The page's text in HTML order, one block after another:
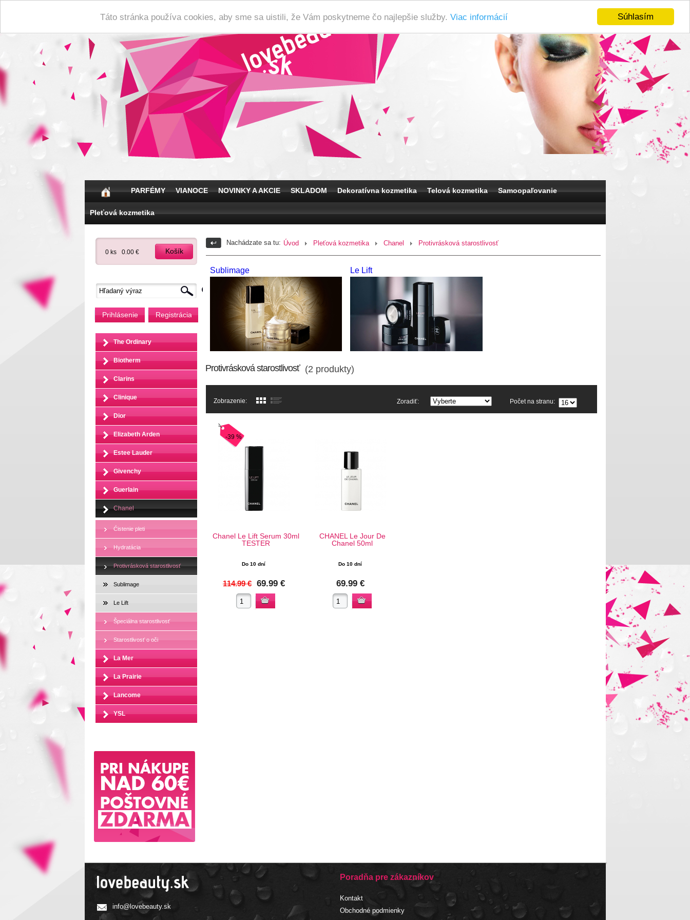
Súhlasím
Táto stránka používa cookies, aby sme sa uistili, že Vám poskytneme čo najlepšie služby. Viac informácií
PARFÉMY VIANOCE NOVINKY A AKCIE SKLADOM Dekoratívna kozmetika Telová kozmetika Samoopaľovanie
Pleťová kozmetika
0 ks 0.00 € Košík
Prihlásenie Registrácia
The Ordinary
Biotherm
Clarins
Clinique
Dior
Elizabeth Arden
Estee Lauder
Givenchy
Guerlain
Chanel
Ćistenie pleti
Hydratácia
Protivrásková starostlivosť
Sublimage
Le Lift
Špeciálna starostlivosť
Starostlivosť o oči
La Mer
La Prairie
Lancome
YSL
Nachádzate sa tu: Úvod Pleťová kozmetika Chanel Protivrásková starostlivosť
Sublimage Le Lift
Protivrásková starostlivosť(2 produkty)
Zobrazenie: Zoradiť: Počet na stranu:
-39 %
Chanel Le Lift Serum 30ml
TESTER
Do 10 dní
114.99 € 69.99 €
CHANEL Le Jour De
Chanel 50ml
Do 10 dní
69.99 €
info@lovebeauty.sk
Poradňa pre zákazníkov
Kontakt
Obchodné podmienky